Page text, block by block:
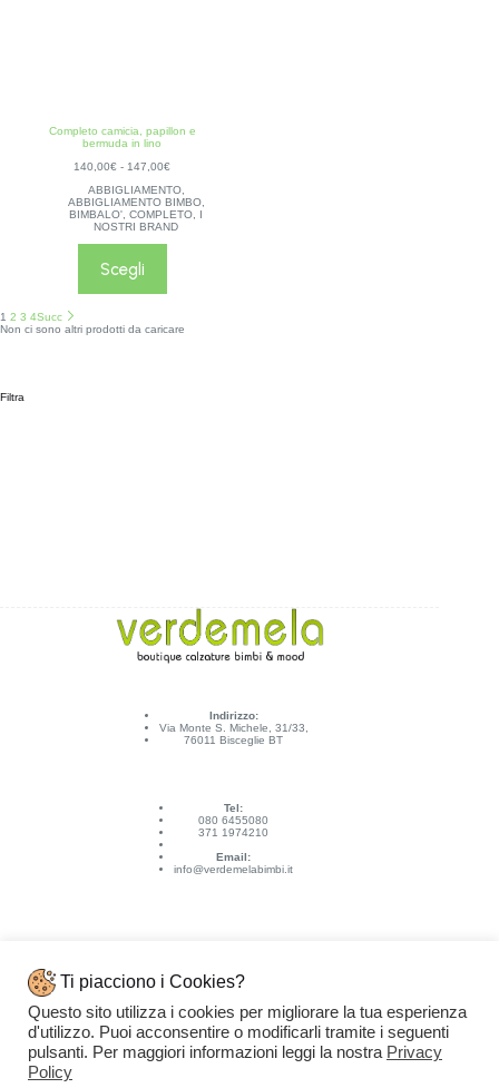
Completo camicia, papillon e
bermuda in lino
140,00€ - 147,00€
ABBIGLIAMENTO,
ABBIGLIAMENTO BIMBO,
BIMBALO' ,COMPLETO
I
NOSTRI BRAND
Scegli
1 2 3 4Succ
Non ci sono altri prodotti da caricare
Filtra
Indirizzo:
Via Monte S. Michele, 31/33,
76011 Bisceglie BT
Tel:
080 6455080
371 1974210
Email:
info@verdemelabimbi.it
Link Utili
Spedizioni e pagamenti
Condizioni di vendita
Ti piacciono i Cookies?
Questo sito utilizza i cookies per migliorare la tua esperienza
d'utilizzo. Puoi acconsentire o modificarli tramite i seguenti
pulsanti. Per maggiori informazioni leggi la nostra Privacy
Policy